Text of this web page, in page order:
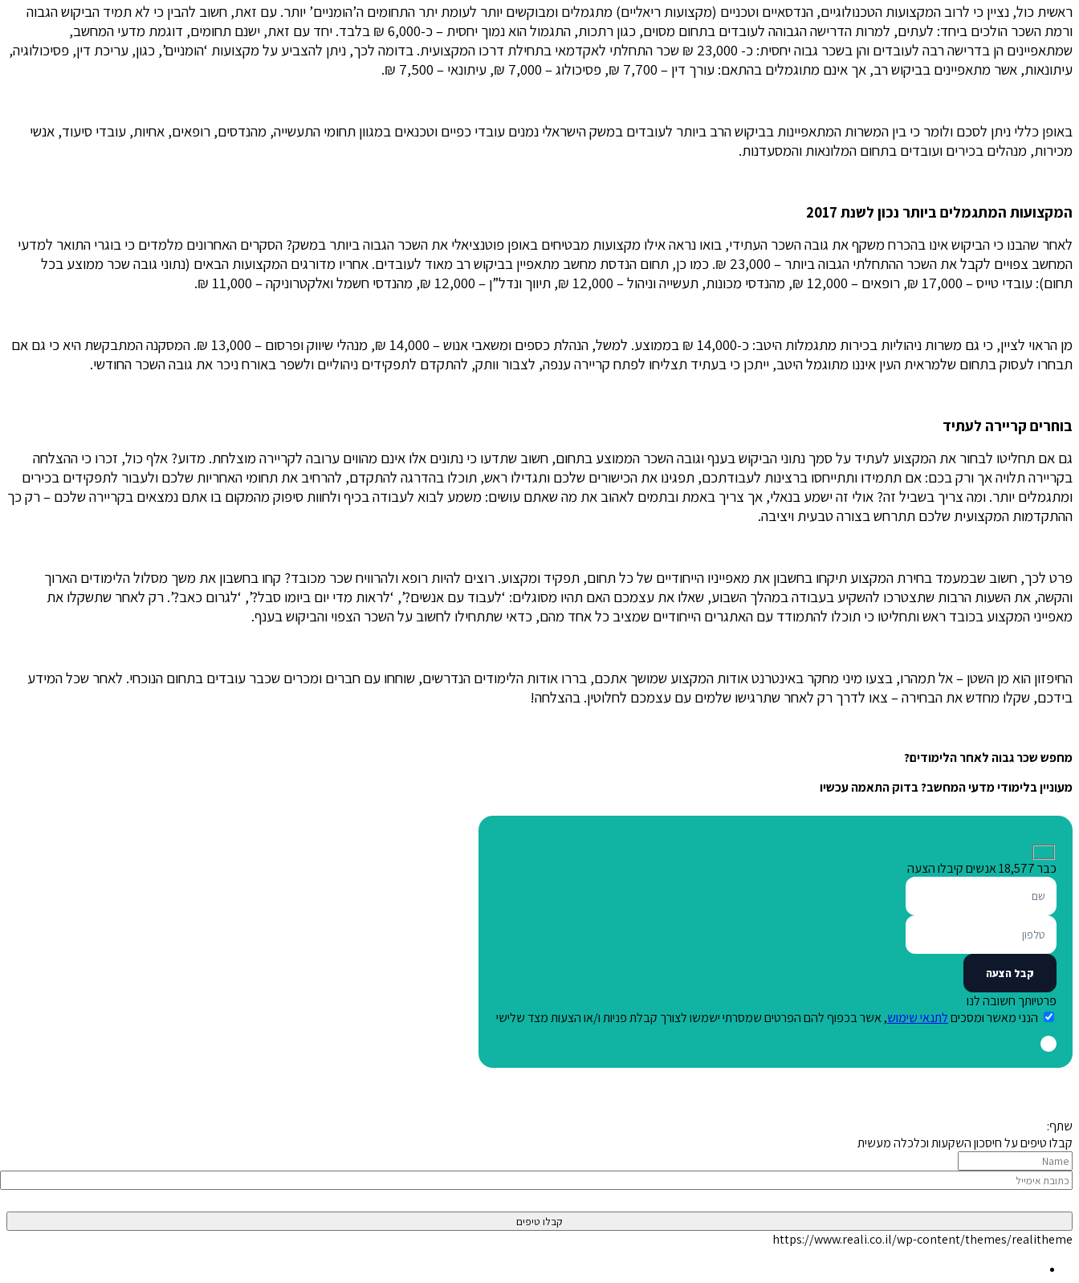
ראשית כול, נציין כי לרוב המקצועות הטכנולוגיים, הנדסאיים וטכניים (מקצועות ריאליים) מתגמלים ומבוקשים יותר לעומת יתר התחומים ה’הומניים’ יותר. עם זאת, חשוב להבין כי לא תמיד הביקוש הגבוה
ורמת השכר הולכים ביחד: לעתים, למרות הדרישה הגבוהה לעובדים בתחום מסוים, כגון רתכות, התגמול הוא נמוך יחסית – כ-6,000 ₪ בלבד. יחד עם זאת, ישנם תחומים, דוגמת מדעי המחשב,
שמתאפיינים הן בדרישה רבה לעובדים והן בשכר גבוה יחסית: כ- 23,000 ₪ שכר התחלתי לאקדמאי בתחילת דרכו המקצועית. בדומה לכך, ניתן להצביע על מקצועות ‘הומניים’, כגון, עריכת דין, פסיכולוגיה,
עיתונאות, אשר מתאפיינים בביקוש רב, אך אינם מתוגמלים בהתאם: עורך דין – 7,700 ₪, פסיכולוג – 7,000 ₪, עיתונאי – 7,500 ₪.
באופן כללי ניתן לסכם ולומר כי בין המשרות המתאפיינות בביקוש הרב ביותר לעובדים במשק הישראלי נמנים עובדי כפיים וטכנאים במגוון תחומי התעשייה, מהנדסים, רופאים, אחיות, עובדי סיעוד, אנשי
מכירות, מנהלים בכירים ועובדים בתחום המלונאות והמסעדנות.
המקצועות המתגמלים ביותר נכון לשנת 2017
לאחר שהבנו כי הביקוש אינו בהכרח משקף את גובה השכר העתידי, בואו נראה אילו מקצועות מבטיחים באופן פוטנציאלי את השכר הגבוה ביותר במשק? הסקרים האחרונים מלמדים כי בוגרי התואר למדעי
המחשב צפויים לקבל את השכר ההתחלתי הגבוה ביותר – 23,000 ₪. כמו כן, תחום הנדסת מחשב מתאפיין בביקוש רב מאוד לעובדים. אחריו מדורגים המקצועות הבאים (נתוני גובה שכר ממוצע בכל
תחום): עובדי טייס – 17,000 ₪, רופאים – 12,000 ₪, מהנדסי מכונות, תעשייה וניהול – 12,000 ₪, תיווך ונדל”ן – 12,000 ₪, מהנדסי חשמל ואלקטרוניקה – 11,000 ₪.
מן הראוי לציין, כי גם משרות ניהוליות בכירות מתגמלות היטב: כ-14,000 ₪ בממוצע. למשל, הנהלת כספים ומשאבי אנוש – 14,000 ₪, מנהלי שיווק ופרסום – 13,000 ₪. המסקנה המתבקשת היא כי גם אם
תבחרו לעסוק בתחום שלמראית העין איננו מתוגמל היטב, ייתכן כי בעתיד תצליחו לפתח קריירה ענפה, לצבור וותק, להתקדם לתפקידים ניהוליים ולשפר באורח ניכר את גובה השכר החודשי.
בוחרים קריירה לעתיד
גם אם תחליטו לבחור את המקצוע לעתיד על סמך נתוני הביקוש בענף וגובה השכר הממוצע בתחום, חשוב שתדעו כי נתונים אלו אינם מהווים ערובה לקריירה מוצלחת. מדוע? אלף כול, זכרו כי ההצלחה
בקריירה תלויה אך ורק בכם: אם תתמידו ותתייחסו ברצינות לעבודתכם, תפגינו את הכישורים שלכם ותגדילו ראש, תוכלו בהדרגה להתקדם, להרחיב את תחומי האחריות שלכם ולעבור לתפקידים בכירים
ומתגמלים יותר. ומה צריך בשביל זה? אולי זה ישמע בנאלי, אך צריך באמת ובתמים לאהוב את מה שאתם עושים: משמע לבוא לעבודה בכיף ולחוות סיפוק מהמקום בו אתם נמצאים בקריירה שלכם – רק כך
ההתקדמות המקצועית שלכם תתרחש בצורה טבעית ויציבה.
פרט לכך, חשוב שבמעמד בחירת המקצוע תיקחו בחשבון את מאפייניו הייחודיים של כל תחום, תפקיד ומקצוע. רוצים להיות רופא ולהרוויח שכר מכובד? קחו בחשבון את משך מסלול הלימודים הארוך
והקשה, את השעות הרבות שתצטרכו להשקיע בעבודה במהלך השבוע, שאלו את עצמכם האם תהיו מסוגלים: ‘לעבוד עם אנשים?’, ‘לראות מדי יום ביומו סבל?’, ‘לגרום כאב?’. רק לאחר שתשקלו את
מאפייני המקצוע בכובד ראש ותחליטו כי תוכלו להתמודד עם האתגרים הייחודיים שמציב כל אחד מהם, כדאי שתתחילו לחשוב על השכר הצפוי והביקוש בענף.
החיפזון הוא מן השטן – אל תמהרו, בצעו מיני מחקר באינטרנט אודות המקצוע שמושך אתכם, בררו אודות הלימודים הנדרשים, שוחחו עם חברים ומכרים שכבר עובדים בתחום הנוכחי. לאחר שכל המידע
בידכם, שקלו מחדש את הבחירה – צאו לדרך רק לאחר שתרגישו שלמים עם עצמכם לחלוטין. בהצלחה!
מחפש שכר גבוה לאחר הלימודים?
מעוניין בלימודי מדעי המחשב? בדוק התאמה עכשיו
כבר18,577אנשים קיבלוהצעה
פרטיותך חשובה לנו
הנני מאשר ומסכיםלתנאי שימוש, אשר בכפוף להם הפרטים שמסרתי ישמשו לצורך קבלת פניות ו/או הצעות מצד שלישי
שתף:
קבלו טיפים על חיסכון השקעות וכלכלה מעשית
https://www.reali.co.il/wp-content/themes/realitheme